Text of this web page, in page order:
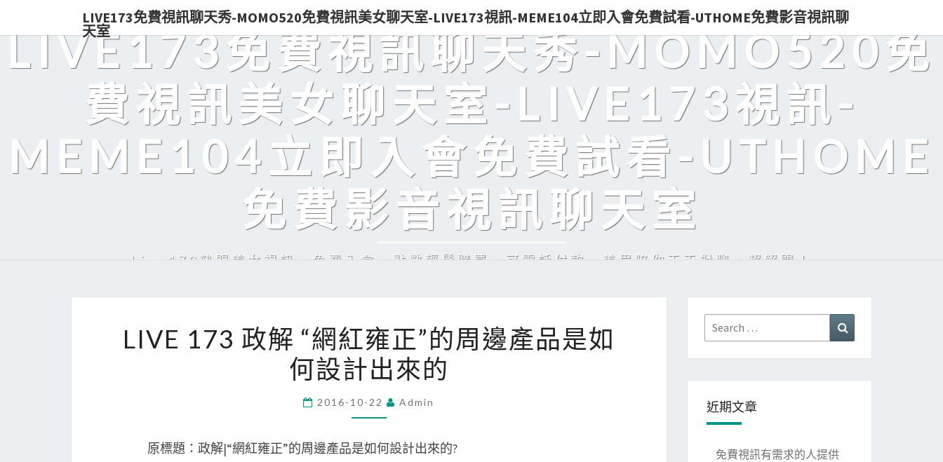
LIVE173免費視訊聊天秀-MOMO520免費視訊美女聊天室-LIVE173視訊-MEME104立即入會免費試看-UTHOME免費影音視訊聊
天室
LIVE173免費視訊聊天秀-MOMO520免
費視訊美女聊天室-LIVE173視訊-
MEME104立即入會免費試看-UTHOME
免費影音視訊聊天室
Live173熱門美女視訊，免費入會，點數輕鬆購買，可電話付款，美眉陪你天天對聊，超解悶！
173
政
解
“網
雍
LIVE 173 政解 “網紅雍正”的周邊產品是如
何設計出來的
2016-10-22 Admin
原標題：政解|“網紅雍正”的周邊產品是如何設計出來的?
Search
for:
近期文章
免費視訊有需求的人提供